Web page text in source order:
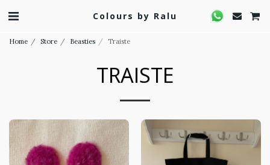
Colours by Ralu
Home Store Beasties Traiste
TRAISTE